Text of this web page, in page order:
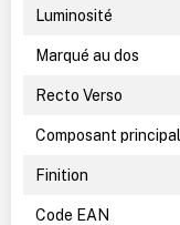
Luminosité
Marqué au dos
Recto Verso
Composant principal
Finition
Code EAN